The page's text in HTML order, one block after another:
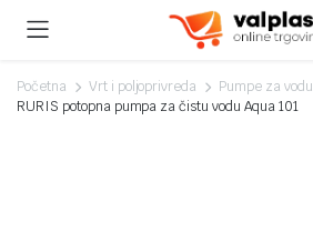
Početna Vrt i poljoprivreda Pumpe za vodu
RURIS potopna pumpa za čistu vodu Aqua 101